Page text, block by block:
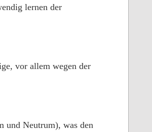
lernen der
vor allem wegen der
und Neutrum), was den